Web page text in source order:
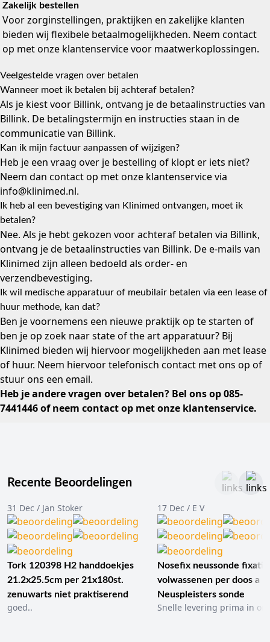
Zakelijk bestellen
Voor zorginstellingen, praktijken en zakelijke klanten
bieden wij flexibele betaalmogelijkheden. Neem contact
op met onze klantenservice voor maatwerkoplossingen.
Veelgestelde vragen over betalen
Wanneer moet ik betalen bij achteraf betalen?
Als je kiest voor Billink, ontvang je de betaalinstructies van
Billink. De betalingstermijn en instructies staan in de
communicatie van Billink.
Kan ik mijn factuur aanpassen of wijzigen?
Heb je een vraag over je bestelling of klopt er iets niet?
Neem dan contact op met onze klantenservice via
info@klinimed.nl.
Ik heb al een bevestiging van Klinimed ontvangen, moet ik
betalen?
Nee. Als je hebt gekozen voor achteraf betalen via Billink,
ontvang je de betaalinstructies van Billink. De e-mails van
Klinimed zijn alleen bedoeld als order- en
verzendbevestiging.
Ik wil medische apparatuur of meubilair betalen via een lease of
huur methode, kan dat?
Ben je voornemens een nieuwe praktijk op te starten of
ben je op zoek naar state of the art apparatuur? Bij
Klinimed bieden wij hiervoor mogelijkheden aan met lease
of huur. Neem hiervoor telefonisch contact met ons op of
stuur ons een email.
Heb je andere vragen over betalen? Bel ons op085-
7441446of neem contact op met onze klantenservice.
Recente Beoordelingen
31 Dec / Jan Stoker
Tork 120398 H2 handdoekjes
21.2x25.5cm per 21x180st.
zenuwarts niet praktiserend
goed..
17 Dec / E V
Nosefix neussonde
volwassenen per doos a
Neuspleisters sonde
Snelle levering prima in